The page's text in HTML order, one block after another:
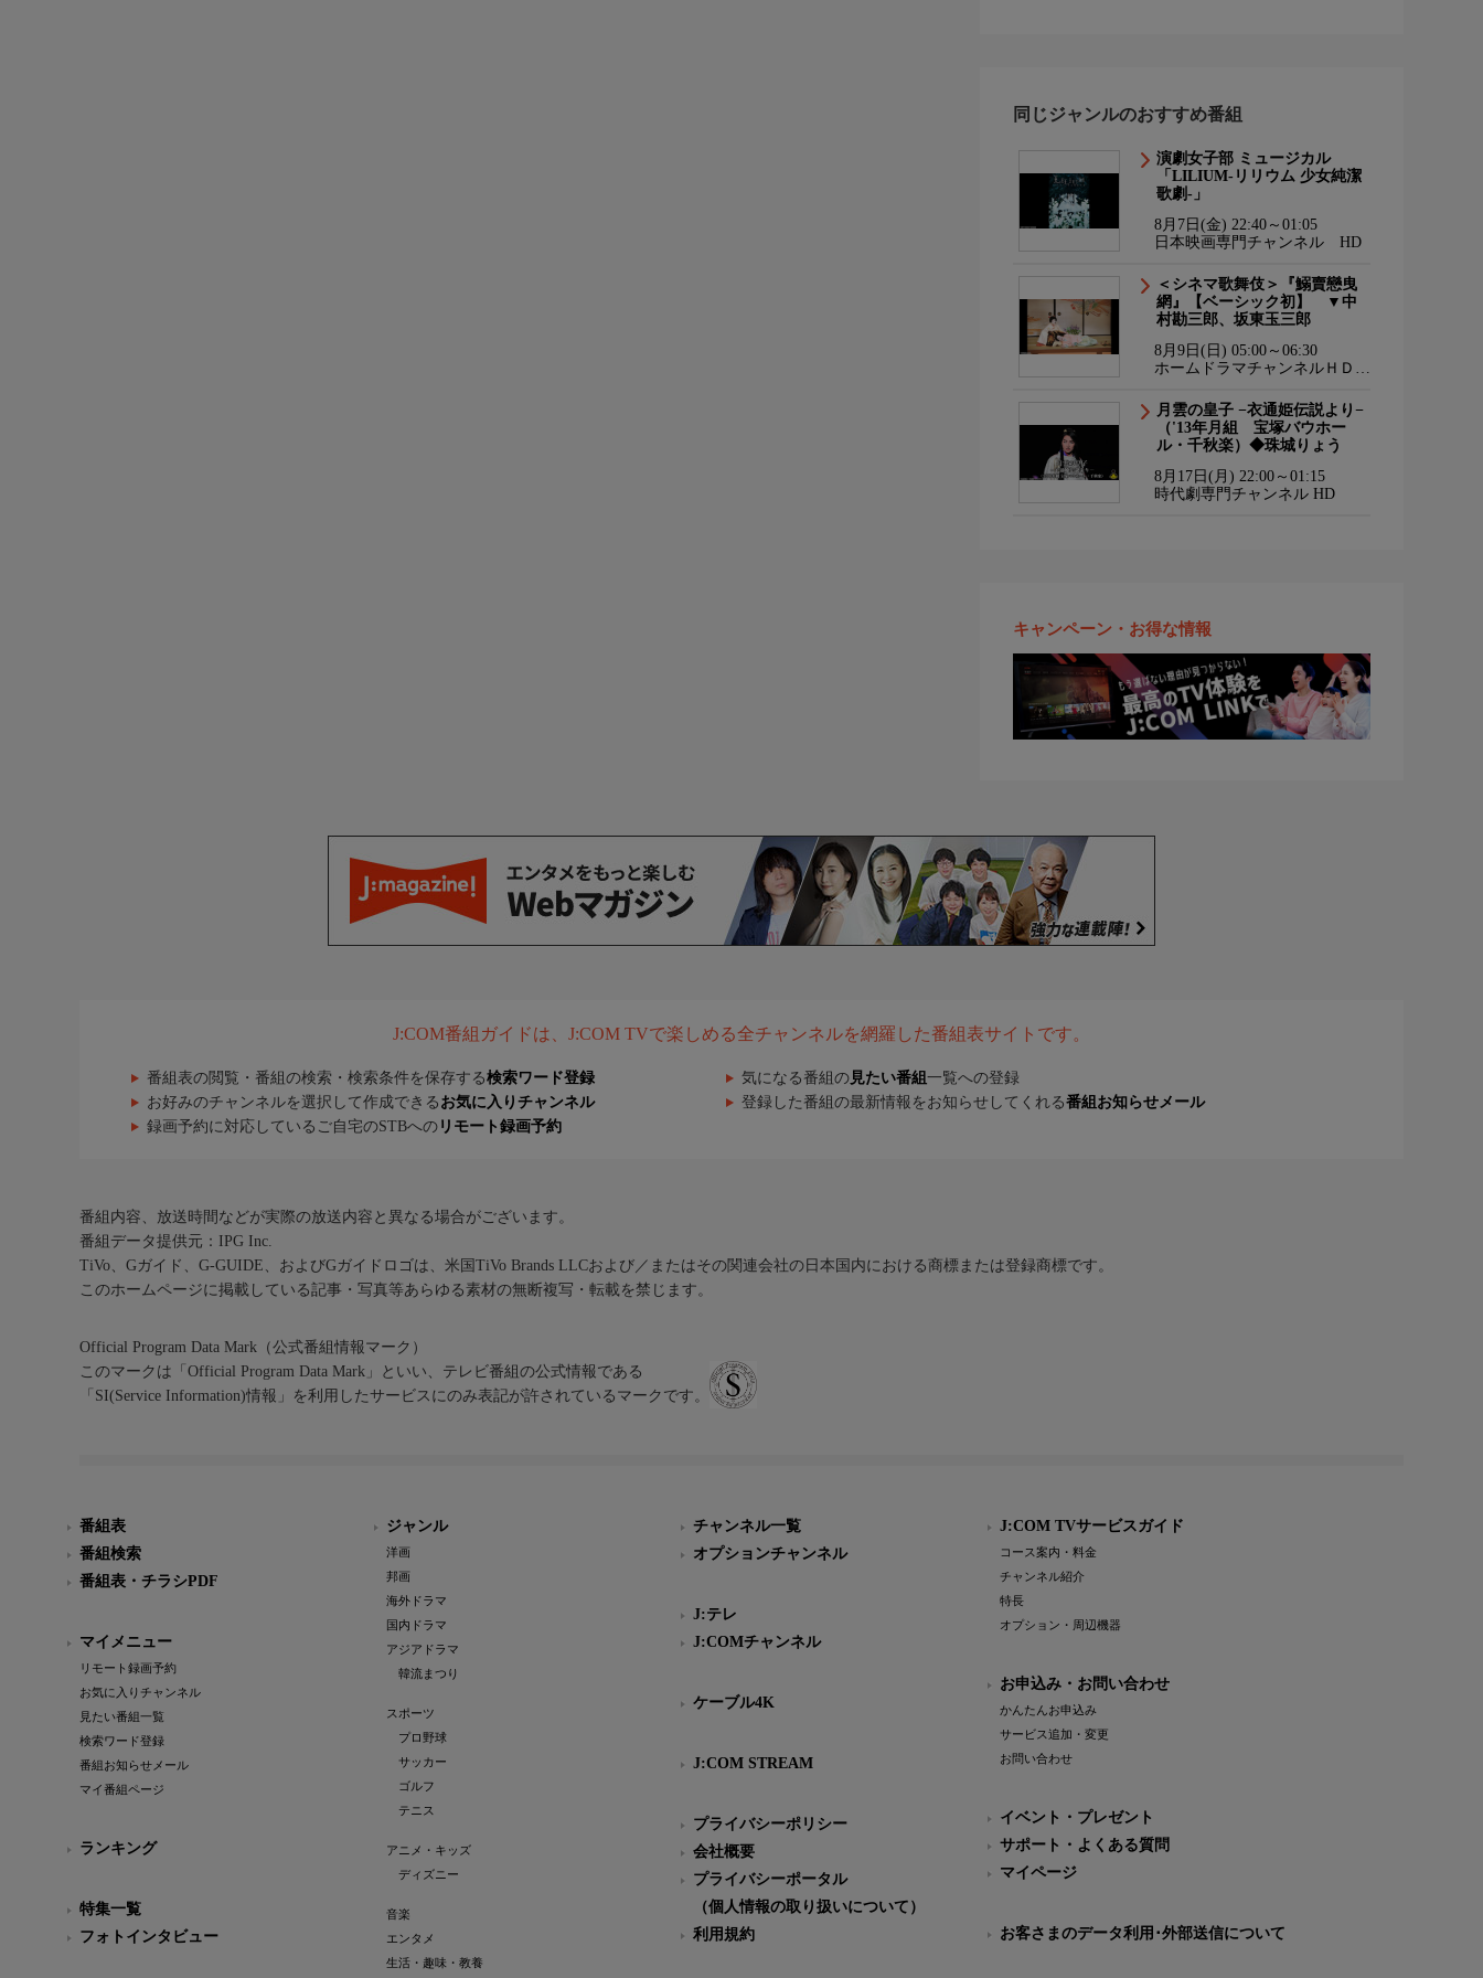
同じジャンルのおすすめ番組
演劇女子部 ミュージカル
「LILIUM-リリウム 少女純潔
歌劇-」
8月7日(金) 22:40～01:05
日本映画専門チャンネル HD
＜シネマ歌舞伎＞『鰯賣戀曳
網』【ベーシック初】 ▼中
村勘三郎、坂東玉三郎
8月9日(日) 05:00～06:30
ホームドラマチャンネルＨＤ
月雲の皇子 −衣通姫伝説より−
（'13年月組 宝塚バウホー
ル・千秋楽）◆珠城りょう
8月17日(月) 22:00～01:15
時代劇専門チャンネル HD
キャンペーン・お得な情報
J:COM番組ガイドは、J:COM TVで楽しめる全チャンネルを網羅した番組表サイトです。
番組表の閲覧・番組の検索・検索条件を保存する検索ワード登録 気になる番組の 見たい番組 一覧への登録
お好みのチャンネルを選択して作成できる お気に入りチャンネル 登録した番組の最新情報をお知らせしてくれる番組お知らせメール
録画予約に対応しているご自宅のSTBへの リモート録画予約
番組内容、放送時間などが実際の放送内容と異なる場合がございます。
番組データ提供元：IPG Inc.
TiVo、Gガイド、G-GUIDE、およびGガイドロゴは、米国TiVo Brands LLCおよび／またはその関連会社の日本国内における商標または登録商標です。
このホームページに掲載している記事・写真等あらゆる素材の無断複写・転載を禁じます。
Official Program Data Mark（公式番組情報マーク）
このマークは「Official Program Data Mark」といい、テレビ番組の公式情報である
「SI(Service Information)情報」を利用したサービスにのみ表記が許されているマークです。
番組表
番組検索
番組表・チラシPDF
マイメニュー
リモート録画予約
お気に入りチャンネル
見たい番組一覧
検索ワード登録
番組お知らせメール
マイ番組ページ
ランキング
特集一覧
フォトインタビュー
ジャンル
洋画
邦画
海外ドラマ
国内ドラマ
アジアドラマ
韓流まつり
スポーツ
プロ野球
サッカー
ゴルフ
テニス
アニメ・キッズ
ディズニー
音楽
エンタメ
生活・趣味・教養
チャンネル一覧
オプションチャンネル
J:テレ
J:COMチャンネル
ケーブル4K
J:COM STREAM
プライバシーポリシー
会社概要
プライバシーポータル
（個人情報の取り扱いについて）
利用規約
J:COM TVサービスガイド
コース案内・料金
チャンネル紹介
特長
オプション・周辺機器
お申込み・お問い合わせ
かんたんお申込み
サービス追加・変更
お問い合わせ
イベント・プレゼント
サポート・よくある質問
マイページ
お客さまのデータ利用･外部送信について